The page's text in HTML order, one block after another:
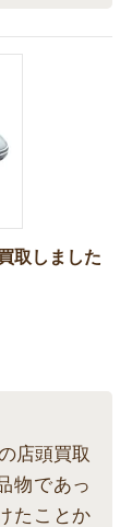
取しました
店頭買取
物であっ
たことか